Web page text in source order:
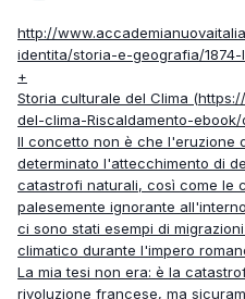
http://
identita/storia-e-geografia/
+
Storia culturale del Clima (
del-clima-Riscaldamento-ebook/
Il concetto non è che l'eruzione
determinato l'attecchimento di
catastrofi naturali, così come le
palesemente ignorante
ci sono stati esempi di
climatico durante l'impero
La mia tesi non era: è la
rivoluzione francese, ma